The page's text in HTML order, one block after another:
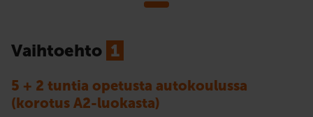
Vaihtoehto 1
5 + 2 tuntia opetusta autokoulussa
(korotus A2-luokasta)